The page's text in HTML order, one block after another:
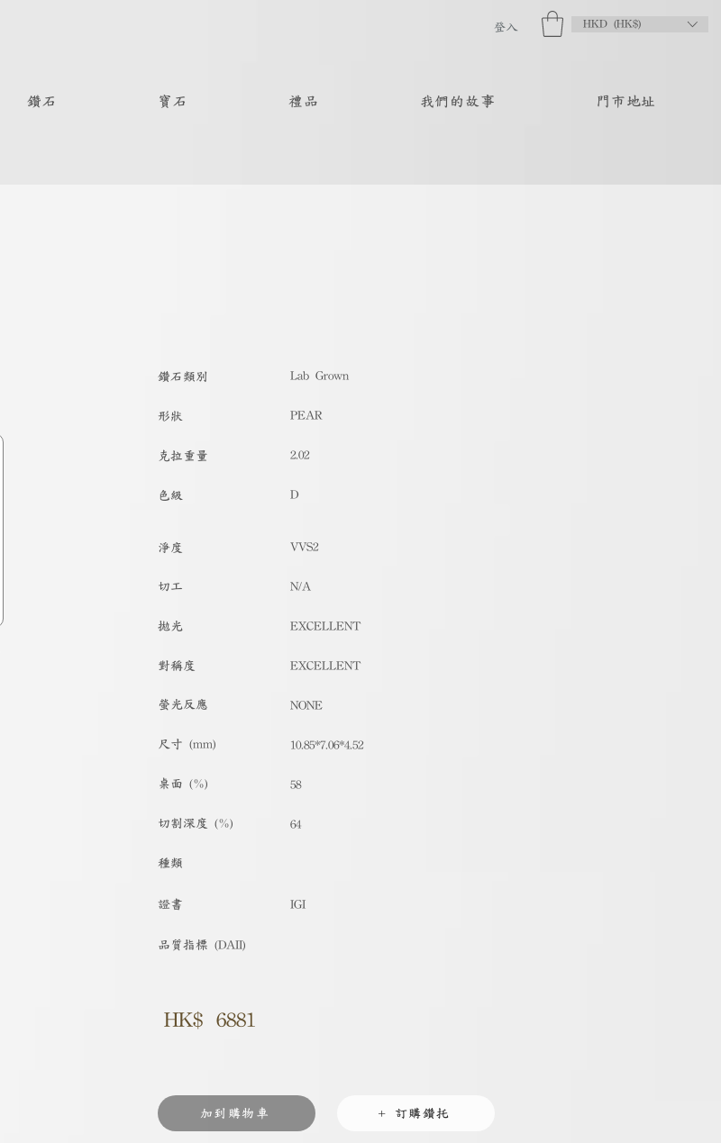
登入 HKD (HK$)
鑽石 寶石 禮品 我們的故事 門市地址
​鑽石類別 Lab Grown
形狀 PEAR
克拉重量 2.02
色級 D
淨度
切工
拋光
對稱度
螢光反應
尺寸 (mm)
桌面 (%)
切割深度 (%)
種類
​證書
品質指標 (DAII)
VVS2
N/A
EXCELLENT
EXCELLENT
NONE
10.85*7.06*4.52
58
64
IGI
HK$ 6881
加到購物車 + 訂購鑽托